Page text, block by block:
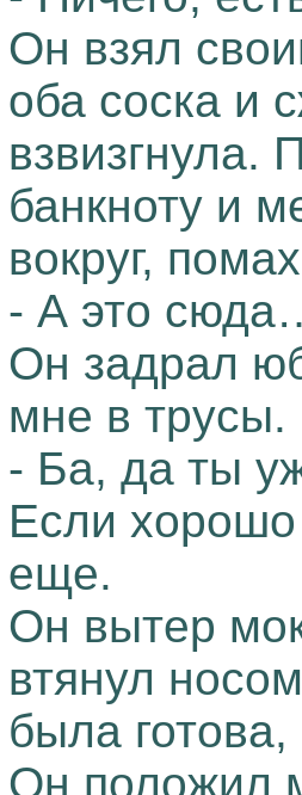
Он взял
оба соска и
взвизгнула.
банкноту и
вокруг,
- А это
Он задрал
мне в трусы.
- Ба, да ты
Если
еще.
Он вытер
втянул
была
Он положил